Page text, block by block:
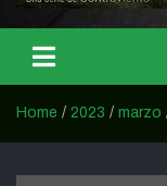
Home 2023 marzo